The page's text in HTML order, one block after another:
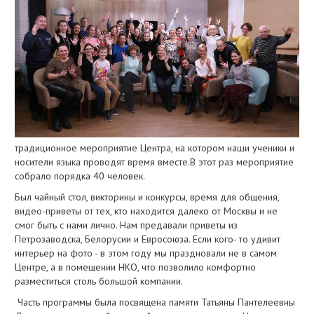
традиционное мероприятие Центра, на котором наши ученики и
носители языка проводят время вместе.В этот раз мероприятие
собрало порядка 40 человек.
Был чайный стол, викторины и конкурсы, время для общения,
видео-приветы от тех, кто находится далеко от Москвы и не
смог быть с нами лично. Нам предавали приветы из
Петрозаводска, Белорусии и Евросоюза. Если кого- то удивит
интерьер на фото - в этом году мы праздновали не в самом
Центре, а в помещении НКО, что позволило комфортно
разместиться столь большой компании.
Часть программы была посвящена памяти Татьяны Пантелеевны